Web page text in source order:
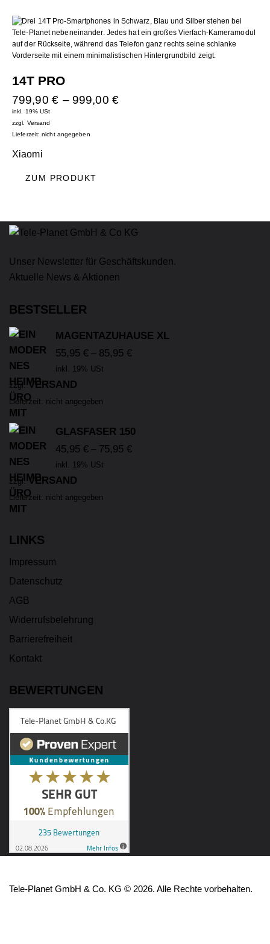
14T PRO
799,90 € – 999,00 €
inkl. 19% USt
zzgl. Versand
Lieferzeit: nicht angegeben
Xiaomi
ZUM PRODUKT
Unser Newsletter für Geschäftskunden.
Aktuelle News & Aktionen
BESTSELLER
MAGENTAZUHAUSE XL
55,95 € – 85,95 €
inkl. 19% USt
zzgl.VERSAND
Lieferzeit: nicht angegeben
GLASFASER 150
45,95 € – 75,95 €
inkl. 19% USt
zzgl.VERSAND
Lieferzeit: nicht angegeben
LINKS
Impressum
Datenschutz
AGB
Widerrufsbelehrung
Barrierefreiheit
Kontakt
BEWERTUNGEN
Tele-Planet GmbH & Co. KG © 2026. Alle Rechte vorbehalten.